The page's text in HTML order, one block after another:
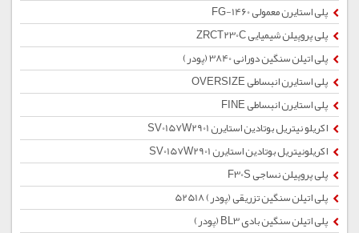
پلی استایرن معمولی 1460-FG
پلی پروپیلن شیمیایی ZRCT230C
پلی اتیلن سنگین دورانی 3840 (پودر)
پلی استایرن انبساطی OVERSIZE
پلی استایرن انبساطی FINE
اکریلو نیتریل بوتادین استایرن SV0157W2901
اکریلونیتریل بوتادین استایرن SV0157W2901
پلی پروپیلن نساجی F30S
پلی اتیلن سنگین تزریقی (پودر) 52518
پلی اتیلن سنگین بادی BL3 (پودر)